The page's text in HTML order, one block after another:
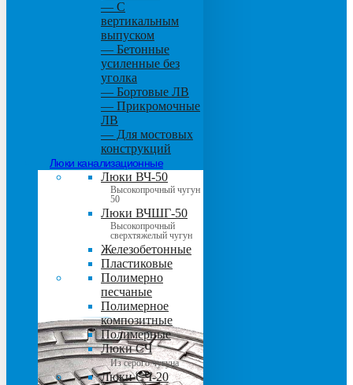
— С
вертикальным
выпуском
— Бетонные
усиленные без
уголка
— Бортовые ЛВ
— Прикромочные
ЛВ
— Для мостовых
конструкций
Люки канализационные
Люки ВЧ-50
Высокопрочный чугун
50
Люки ВЧШГ-50
Высокопрочный
сверхтяжелый чугун
Железобетонные
Пластиковые
Полимерно
песчаные
Полимерное
композитные
Полимерные
Люки СЧ
Из серого чугуна
Люки СЧ-20